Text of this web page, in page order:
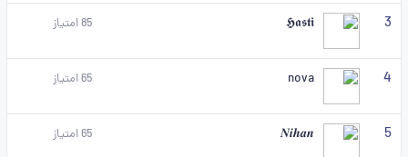
3
𝕳𝖆𝖘𝖙𝖎
85امتیاز
4
nova
65امتیاز
5
𝑵𝒊𝒉𝒂𝒏
65امتیاز